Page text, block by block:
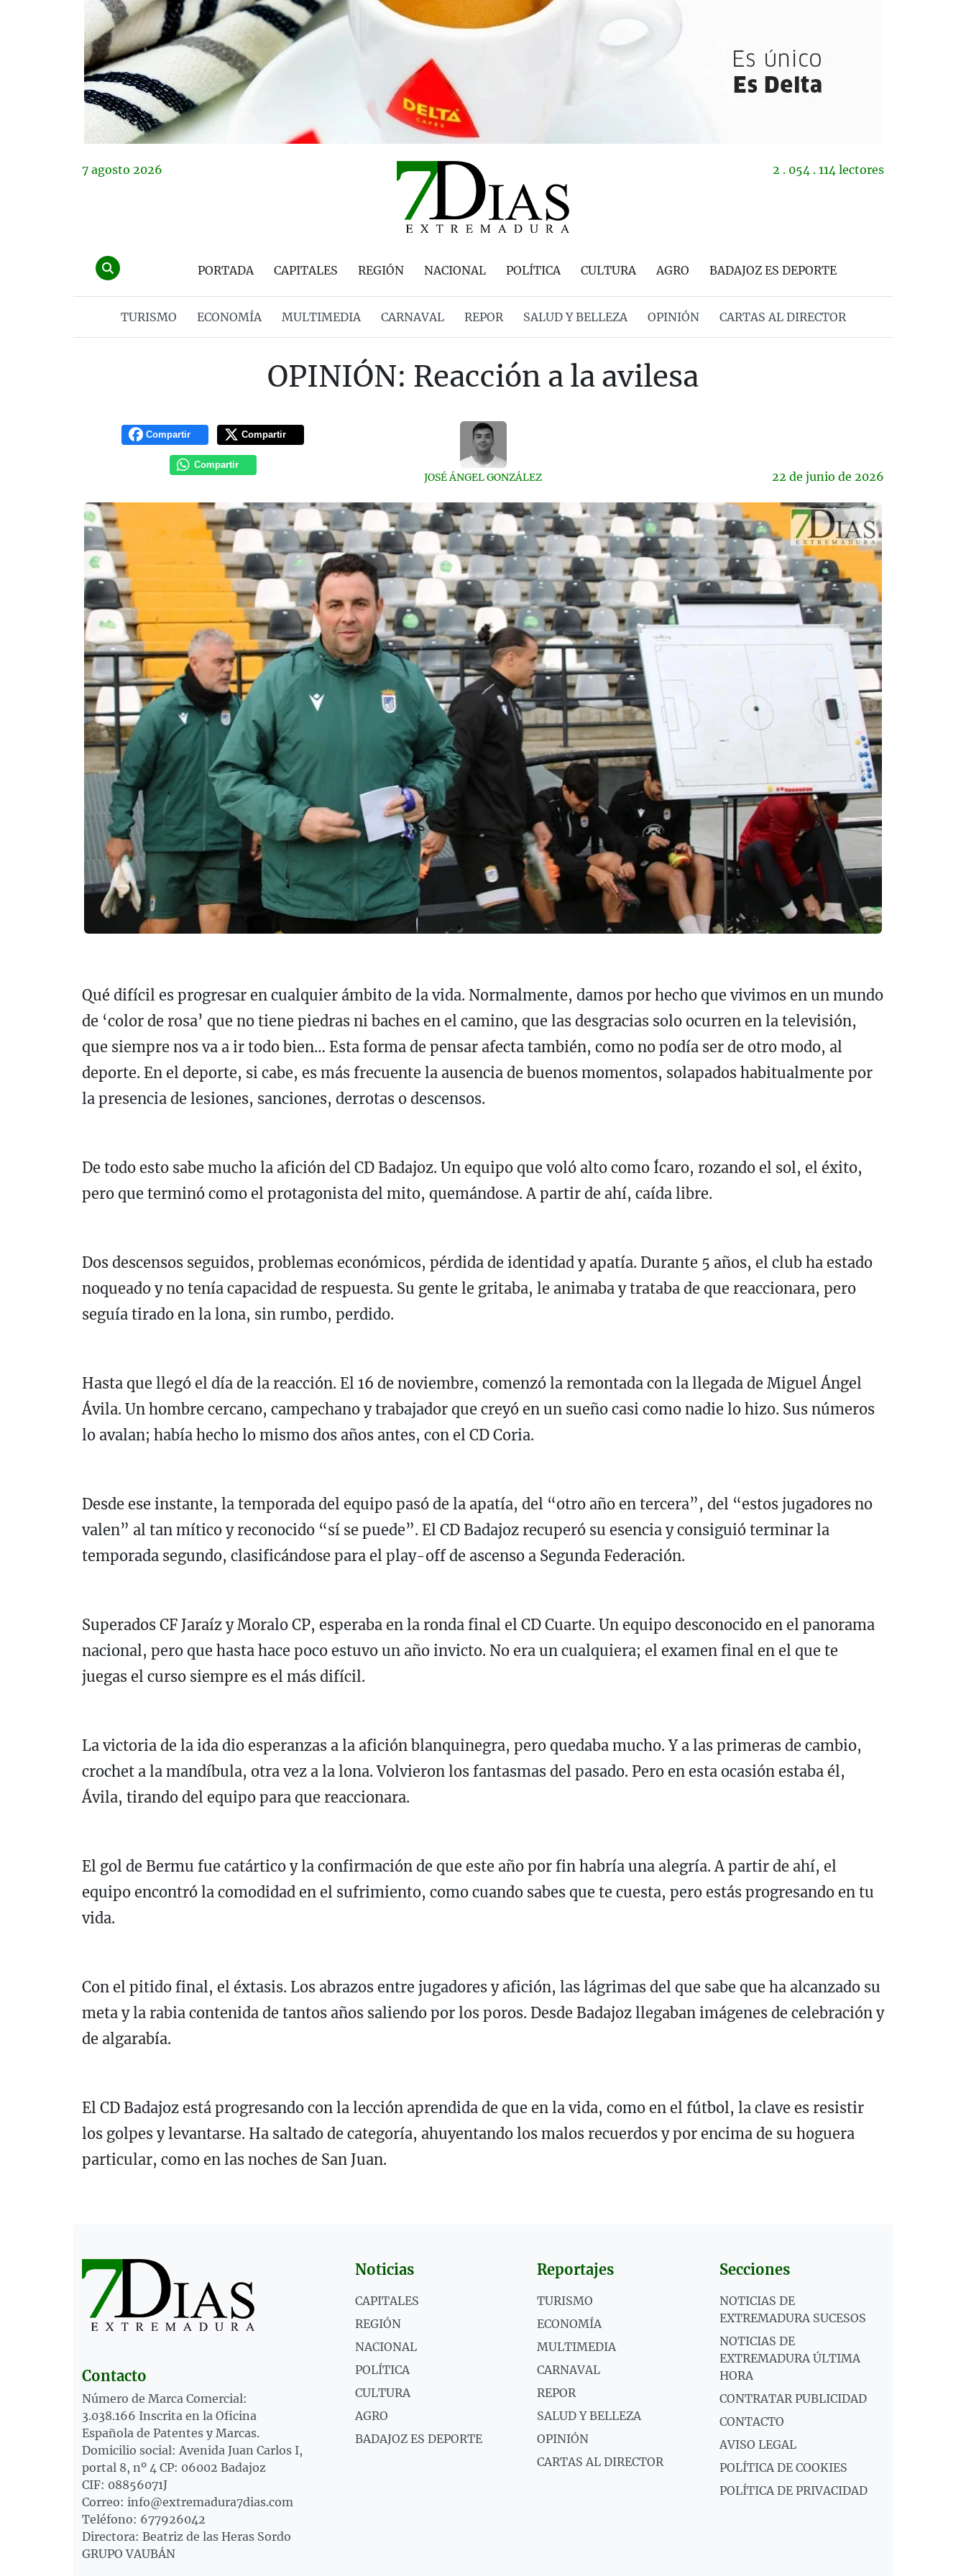
7 agosto 2026 2 . 054 . 114 lectores
PORTADA CAPITALES REGIÓN NACIONAL POLÍTICA CULTURA AGRO BADAJOZ ES DEPORTE
TURISMO ECONOMÍA MULTIMEDIA CARNAVAL REPOR SALUD Y BELLEZA OPINIÓN CARTAS AL DIRECTOR
OPINIÓN: Reacción a la avilesa
Compartir Compartir
Compartir
JOSÉ ÁNGEL GONZÁLEZ 22 de junio de 2026
Qué difícil es progresar en cualquier ámbito de la vida. Normalmente, damos por hecho que vivimos en un mundo
de ‘color de rosa’ que no tiene piedras ni baches en el camino, que las desgracias solo ocurren en la televisión,
que siempre nos va a ir todo bien… Esta forma de pensar afecta también, como no podía ser de otro modo, al
deporte. En el deporte, si cabe, es más frecuente la ausencia de buenos momentos, solapados habitualmente por
la presencia de lesiones, sanciones, derrotas o descensos.
De todo esto sabe mucho la afición del CD Badajoz. Un equipo que voló alto como Ícaro, rozando el sol, el éxito,
pero que terminó como el protagonista del mito, quemándose. A partir de ahí, caída libre.
Dos descensos seguidos, problemas económicos, pérdida de identidad y apatía. Durante 5 años, el club ha estado
noqueado y no tenía capacidad de respuesta. Su gente le gritaba, le animaba y trataba de que reaccionara, pero
seguía tirado en la lona, sin rumbo, perdido.
Hasta que llegó el día de la reacción. El 16 de noviembre, comenzó la remontada con la llegada de Miguel Ángel
Ávila. Un hombre cercano, campechano y trabajador que creyó en un sueño casi como nadie lo hizo. Sus números
lo avalan; había hecho lo mismo dos años antes, con el CD Coria.
Desde ese instante, la temporada del equipo pasó de la apatía, del “otro año en tercera”, del “estos jugadores no
valen” al tan mítico y reconocido “sí se puede”. El CD Badajoz recuperó su esencia y consiguió terminar la
temporada segundo, clasificándose para el play-off de ascenso a Segunda Federación.
Superados CF Jaraíz y Moralo CP, esperaba en la ronda final el CD Cuarte. Un equipo desconocido en el panorama
nacional, pero que hasta hace poco estuvo un año invicto. No era un cualquiera; el examen final en el que te
juegas el curso siempre es el más difícil.
La victoria de la ida dio esperanzas a la afición blanquinegra, pero quedaba mucho. Y a las primeras de cambio,
crochet a la mandíbula, otra vez a la lona. Volvieron los fantasmas del pasado. Pero en esta ocasión estaba él,
Ávila, tirando del equipo para que reaccionara.
El gol de Bermu fue catártico y la confirmación de que este año por fin habría una alegría. A partir de ahí, el
equipo encontró la comodidad en el sufrimiento, como cuando sabes que te cuesta, pero estás progresando en tu
vida.
Con el pitido final, el éxtasis. Los abrazos entre jugadores y afición, las lágrimas del que sabe que ha alcanzado su
meta y la rabia contenida de tantos años saliendo por los poros. Desde Badajoz llegaban imágenes de celebración y
de algarabía.
El CD Badajoz está progresando con la lección aprendida de que en la vida, como en el fútbol, la clave es resistir
los golpes y levantarse. Ha saltado de categoría, ahuyentando los malos recuerdos y por encima de su hoguera
particular, como en las noches de San Juan.
Contacto
Número de Marca Comercial:
3.038.166 Inscrita en la Oficina
Española de Patentes y Marcas.
Domicilio social: Avenida Juan Carlos I,
portal 8, nº 4 CP: 06002 Badajoz
CIF: 08856071J
Correo: info@extremadura7dias.com
Teléfono: 677926042
Directora: Beatriz de las Heras Sordo
GRUPO VAUBÁN
Noticias
CAPITALES
REGIÓN
NACIONAL
POLÍTICA
CULTURA
AGRO
BADAJOZ ES DEPORTE
Reportajes
TURISMO
ECONOMÍA
MULTIMEDIA
CARNAVAL
REPOR
SALUD Y BELLEZA
OPINIÓN
CARTAS AL DIRECTOR
Secciones
NOTICIAS DE
EXTREMADURA SUCESOS
NOTICIAS DE
EXTREMADURA ÚLTIMA
HORA
CONTRATAR PUBLICIDAD
CONTACTO
AVISO LEGAL
POLÍTICA DE COOKIES
POLÍTICA DE PRIVACIDAD